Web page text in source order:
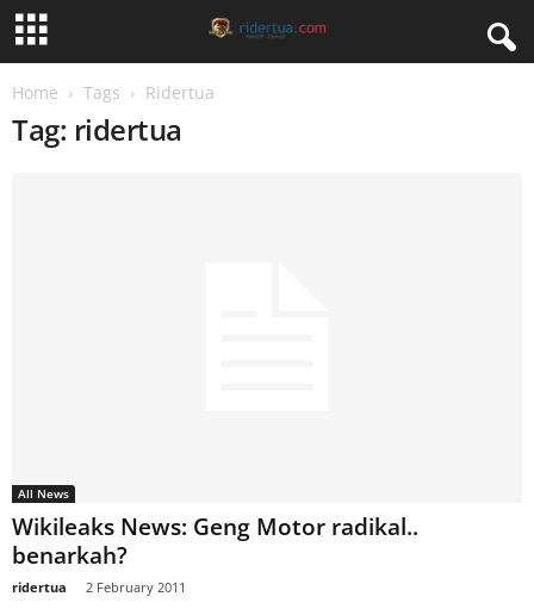
Home Tags Ridertua
Tag: ridertua
All News
Wikileaks News: Geng Motor radikal..
benarkah?
ridertua 2 February 2011